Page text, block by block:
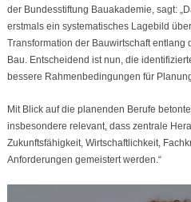
der Bundesstiftung Bauakademie, sagt:
erstmals ein systematisches Lagebild
Transformation der Bauwirtschaft entlang
Bau. Entscheidend ist nun, die
bessere Rahmenbedingungen für
Mit Blick auf die planenden Berufe
insbesondere relevant, dass zentrale
Zukunftsfähigkeit, Wirtschaftlichkeit,
Anforderungen gemeistert werden.“